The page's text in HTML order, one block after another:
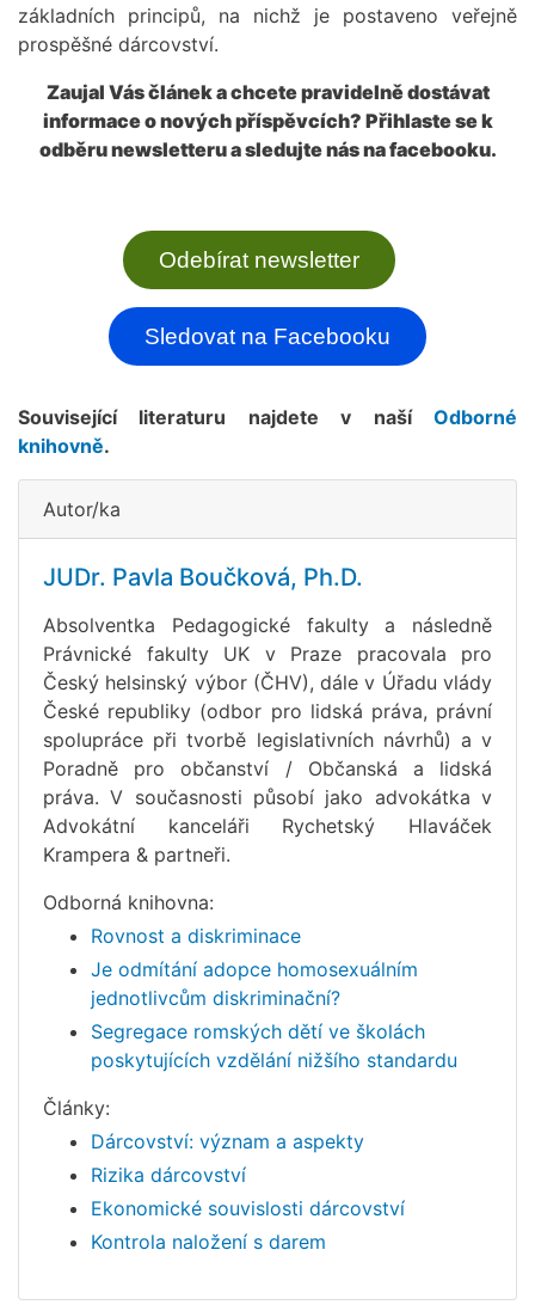
základních principů, na nichž je postaveno veřejně
prospěšné dárcovství.
Zaujal Vás článek a chcete pravidelně dostávat
informace o nových příspěvcích? Přihlaste se k
odběru newsletteru a sledujte nás na facebooku.
Odebírat newsletter
Sledovat na Facebooku
Související literaturu najdete v naší Odborné
knihovně.
Autor/ka
JUDr. Pavla Boučková, Ph.D.
Absolventka Pedagogické fakulty a následně
Právnické fakulty UK v Praze pracovala pro
Český helsinský výbor (ČHV), dále v Úřadu vlády
České republiky (odbor pro lidská práva, právní
spolupráce při tvorbě legislativních návrhů) a v
Poradně pro občanství / Občanská a lidská
práva. V současnosti působí jako advokátka v
Advokátní kanceláři Rychetský Hlaváček
Krampera & partneři.
Odborná knihovna:
Rovnost a diskriminace
Je odmítání adopce homosexuálním
jednotlivcům diskriminační?
Segregace romských dětí ve školách
poskytujících vzdělání nižšího standardu
Články:
Dárcovství: význam a aspekty
Rizika dárcovství
Ekonomické souvislosti dárcovství
Kontrola naložení s darem